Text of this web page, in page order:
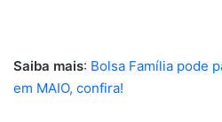
Saiba mais: Bolsa Família pode
em MAIO, confira!